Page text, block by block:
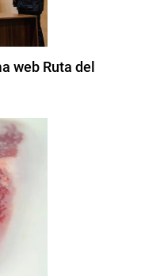
web Ruta del